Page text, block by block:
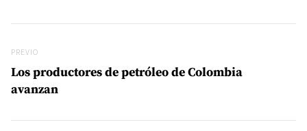
Previo
PREVIO
Los productores de petróleo de Colombia
avanzan